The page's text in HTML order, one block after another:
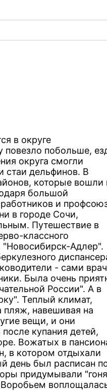
в округе
побольше,
округа смогли
стаи дельфинов. В
которые вошли
большой
и
в городе Сочи,
Путешествие в
классного
"Новосибирск-Адлер".
- сами
Была очень
России". А в
Теплый климат,
пляж, навешивая на
вещи, и они
купания детей,
Вожатых в
в котором отдыхали
день был расписан
придумывали
Воробьем